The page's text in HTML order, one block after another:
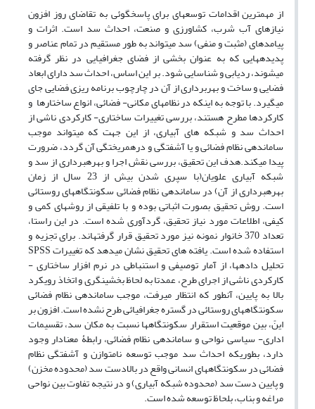
از مهمترین اقدامات توسعهای برای پاسخگوئی به تقاضای روز افزون
نیازهای آب شرب، کشاورزی و صنعت، احداث سد است. اثرات و
پیامدهای (مثبت و منفی) سد میتواند به طور مستقیم در تمام عناصر و
پدیدههایی که به عنوان بخشی از فضای جغرافیایی در نظر گرفته
میشوند، ردیابی و شناسایی شود. بر این اساس، احداث سد دارای ابعاد
فضایی و ساخت و بهربرداری از آن در چارچوب برنامه ریزی فضایی جای
میگیرد. با توجه به اینکه در نظامهای مکانی- فضائی، انواع ساختارها و
کارکردها مطرح هستند، بررسی تغییرات ساختاری- کارکردی ناشی از
احداث سد و شبکه های آبیاری، از این جهت که میتواند موجب
ساماندهی نظام فضائی و یا آشفتگی و درهمریختگی آن گردد، ضرورت
پیدا میکند.هدف این تحقیق، بررسی نقش اجرا و بهرهبرداری از سد و
شبکه آبیاری علویان(با سپری شدن بیش از 23 سال از زمان
بهرهبرداری از آن) در ساماندهی نظام فضائی سکونتگاههای روستائی
است. روش تحقیق بصورت اثباتی بوده و با تلفیقی از روشهای کمی و
کیفی، اطلاعات مورد نیاز تحقیق، گردآوری شده است. در این راستا،
تعداد 370 خانوار نمونه نیز مورد تحقیق قرار گرفتهاند. برای تجزیه و
استفاده شده است. یافته های تحقیق نشان میدهد که تغییرات SPSS
تحلیل دادهها، از آمار توصیفی و استنباطی در نرم افزار ساختاری -
کارکردی ناشی از اجرای طرح، عمدتا به لحاظ بخشینگری و اتخاذ رویکرد
بالا به پایین، آنطور که انتظار میرفت، موجب ساماندهی نظام فضائی
سکونتگاههای روستائی در گستره جغرافیائی طرح نشده است. افزون بر
اینً، بین موقعیت استقرار سکونتگاهها نسبت به مکان سد، تقسیمات
اداری- سیاسی نواحی و ساماندهی نظام فضائی، رابطۀ معنادار وجود
دارد، بطوریکه احداث سد موجب توسعه نامتوازن و آشفتگی نظام
فضائی در سکونتگاههای انسانی واقع در بالادست سد (محدوده مخزن)
و پایین دست سد (محدوده شبکه آبیاری) و در نتیجه تفاوت بین نواحی
مراغه و بناب، بلحاظ توسعه شده است.